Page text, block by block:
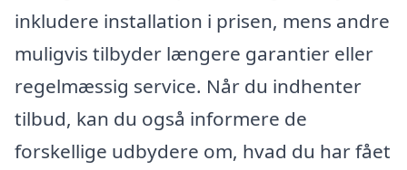
inkludere installation i prisen, mens andre
muligvis tilbyder længere garantier eller
regelmæssig service. Når du indhenter
tilbud, kan du også informere de
forskellige udbydere om, hvad du har fået